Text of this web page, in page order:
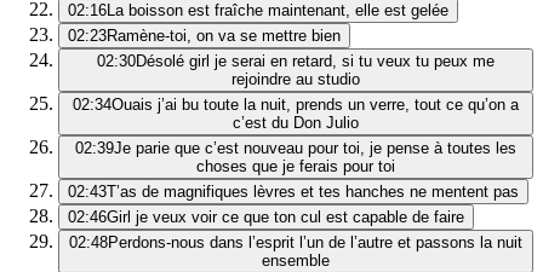
02:16La boisson est fraîche maintenant, elle est gelée
02:23Ramène-toi, on va se mettre bien
02:30Désolé girl je serai en retard, si tu veux tu peux me
rejoindre au studio
02:34Ouais j’ai bu toute la nuit, prends un verre, tout ce qu’on a
c’est du Don Julio
02:39Je parie que c’est nouveau pour toi, je pense à toutes les
choses que je ferais pour toi
02:43T’as de magnifiques lèvres et tes hanches ne mentent pas
02:46Girl je veux voir ce que ton cul est capable de faire
02:48Perdons-nous dans l’esprit l’un de l’autre et passons la nuit
ensemble